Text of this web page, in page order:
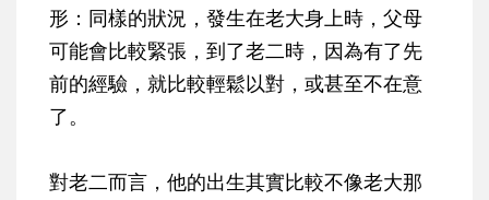
形：同樣的狀況，發生在老大身上時，父母
可能會比較緊張，到了老二時，因為有了先
前的經驗，就比較輕鬆以對，或甚至不在意
了。
對老二而言，他的出生其實比較不像老大那